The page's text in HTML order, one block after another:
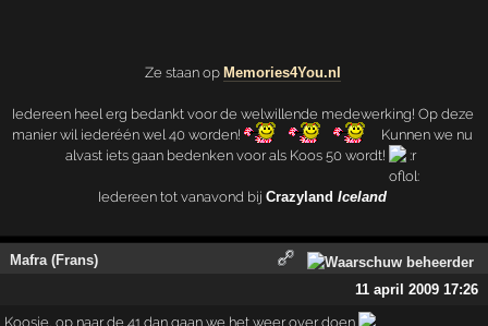
11 april 2009 17:26
Koosje, op naar de 41 dan gaan we het weer over doen